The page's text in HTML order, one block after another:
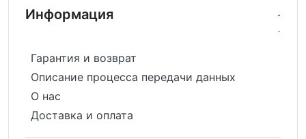
Информация
Гарантия и возврат
Описание процесса передачи данных
О нас
Доставка и оплата